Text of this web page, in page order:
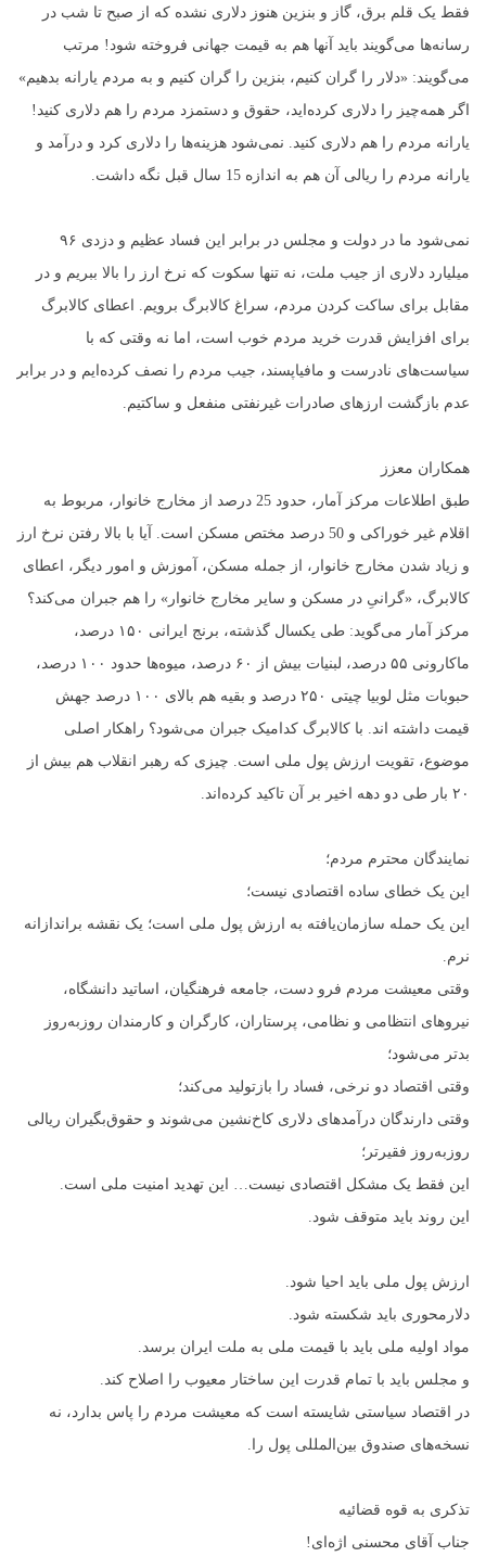
فقط یک قلم برق، گاز و بنزین هنوز دلاری نشده که از صبح تا شب در
رسانه‌ها می‌گویند باید آنها هم به قیمت جهانی فروخته شود! مرتب
می‌گویند: «دلار را گران کنیم، بنزین را گران کنیم و به مردم یارانه بدهیم»
اگر همه‌چیز را دلاری کرده‌اید، حقوق و دستمزد مردم را هم دلاری کنید!
یارانه مردم را هم دلاری کنید. نمی‌شود هزینه‌ها را دلاری کرد و درآمد و
یارانه مردم را ریالی آن هم به اندازه 15 سال قبل نگه داشت.
نمی‌شود ما در دولت و مجلس در برابر این فساد عظیم و دزدی ۹۶
میلیارد دلاری از جیب ملت، نه تنها سکوت که نرخ ارز را بالا ببریم و در
مقابل برای ساکت کردن مردم، سراغ کالابرگ برویم. اعطای کالابرگ
برای افزایش قدرت خرید مردم خوب است، اما نه وقتی که با
سیاست‌های نادرست و مافیاپسند، جیب مردم را نصف کرده‌ایم و در برابر
عدم بازگشت ارزهای صادرات غیرنفتی منفعل و ساکتیم.
همکاران معزز
طبق اطلاعات مرکز آمار، حدود 25 درصد از مخارج خانوار، مربوط به
اقلام غیر خوراکی و 50 درصد مختص مسکن است. آیا با بالا رفتن نرخ ارز
و زیاد شدن مخارج خانوار، از جمله مسکن، آموزش و امور دیگر، اعطای
کالابرگ، «گرانیِ در مسکن و سایر مخارج خانوار» را هم جبران می‌کند؟
مرکز آمار می‌گوید: طی یکسال گذشته، برنج ایرانی ۱۵۰ درصد،
ماکارونی ۵۵ درصد، لبنیات بیش از ۶۰ درصد، میوه‌ها حدود ۱۰۰ درصد،
حبوبات مثل لوبیا چیتی ۲۵۰ درصد و بقیه هم بالای ۱۰۰ درصد جهش
قیمت داشته اند. با کالابرگ کدامیک جبران می‌شود؟ راهکار اصلی
موضوع، تقویت ارزش پول ملی است. چیزی که رهبر انقلاب هم بیش از
۲۰ بار طی دو دهه اخیر بر آن تاکید کرده‌اند.
نمایندگان محترم مردم؛
این یک خطای ساده اقتصادی نیست؛
این یک حمله سازمان‌یافته به ارزش پول ملی است؛ یک نقشه براندازانه
نرم.
وقتی معیشت مردم فرو دست، جامعه فرهنگیان، اساتید دانشگاه،
نیروهای انتظامی و نظامی، پرستاران، کارگران و کارمندان روزبه‌روز
بدتر می‌شود؛
وقتی اقتصاد دو نرخی، فساد را بازتولید می‌کند؛
وقتی دارندگان درآمدهای دلاری کاخ‌نشین می‌شوند و حقوق‌بگیران ریالی
روزبه‌روز فقیرتر؛
این فقط یک مشکل اقتصادی نیست… این تهدید امنیت ملی است.
این روند باید متوقف شود.
ارزش پول ملی باید احیا شود.
دلارمحوری باید شکسته شود.
مواد اولیه ملی باید با قیمت ملی به ملت ایران برسد.
و مجلس باید با تمام قدرت این ساختار معیوب را اصلاح کند.
در اقتصاد سیاستی شایسته است که معیشت مردم را پاس بدارد، نه
نسخه‌های صندوق بین‌المللی پول را.
تذکری به قوه قضائیه
جناب آقای محسنی اژه‌ای!